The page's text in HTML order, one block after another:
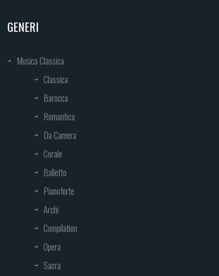
GENERI
Musica Classica
Classica
Barocca
Romantica
Da Camera
Corale
Balletto
Pianoforte
Archi
Compilation
Opera
Sacra